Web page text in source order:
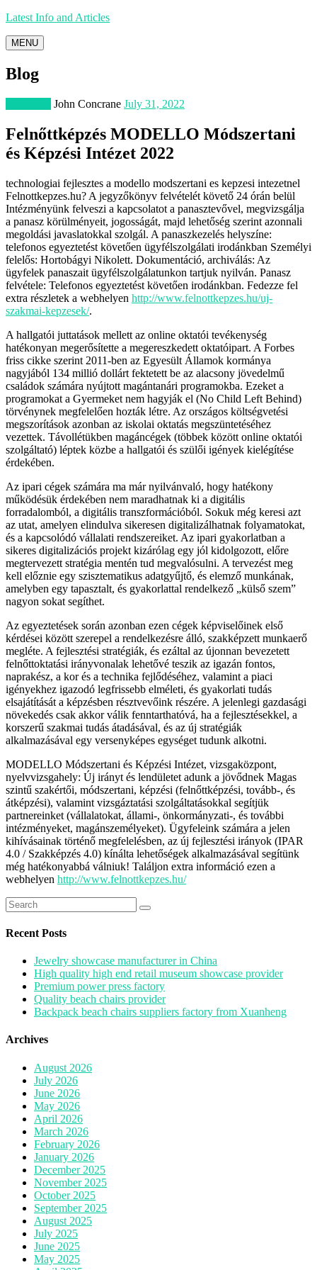
Latest Info and Articles
MENU
Blog
John Concrane July 31, 2022
Felnőttképzés MODELLO Módszertani
és Képzési Intézet 2022
technologiai fejlesztes a modello modszertani es kepzesi intezetnel
Felnottkepzes.hu? A jegyzőkönyv felvételét követő 24 órán belül
Intézményünk felveszi a kapcsolatot a panasztevővel, megvizsgálja
a panasz körülményeit, jogosságát, majd lehetőség szerint azonnali
megoldási javaslatokkal szolgál. A panaszkezelés helyszíne:
telefonos egyeztetést követően ügyfélszolgálati irodánkban Személyi
felelős: Hortobágyi Nikolett. Dokumentáció, archiválás: Az
ügyfelek panaszait ügyfélszolgálatunkon tartjuk nyilván. Panasz
felvétele: Telefonos egyeztetést követően irodánkban. Fedezze fel
extra részletek a webhelyen http://www.felnottkepzes.hu/uj-
szakmai-kepzesek/.
A hallgatói juttatások mellett az online oktatói tevékenység
hatékonyan megerősítette a megereszkedett oktatóipart. A Forbes
friss cikke szerint 2011-ben az Egyesült Államok kormánya
nagyjából 134 millió dollárt fektetett be az alacsony jövedelmű
családok számára nyújtott magántanári programokba. Ezeket a
programokat a Gyermeket nem hagyják el (No Child Left Behind)
törvénynek megfelelően hozták létre. Az országos költségvetési
megszorítások azonban az iskolai oktatás megszüntetéséhez
vezettek. Távollétükben magáncégek (többek között online oktatói
szolgáltató) léptek közbe a hallgatói és szülői igények kielégítése
érdekében.
Az ipari cégek számára ma már nyilvánvaló, hogy hatékony
működésük érdekében nem maradhatnak ki a digitális
forradalomból, a digitális transzformációból. Sokuk még keresi azt
az utat, amelyen elindulva sikeresen digitalizálhatnak folyamatokat,
és a kapcsolódó vállalati rendszereiket. Az ipari gyakorlatban a
sikeres digitalizációs projekt kizárólag egy jól kidolgozott, előre
megtervezett stratégia mentén tud megvalósulni. A tervezést meg
kell előznie egy szisztematikus adatgyűjtő, és elemző munkának,
amelyben egy tapasztalt, és gyakorlattal rendelkező „külső szem”
nagyon sokat segíthet.
Az egyeztetések során azonban ezen cégek képviselőinek első
kérdései között szerepel a rendelkezésre álló, szakképzett munkaerő
megléte. A fejlesztési stratégiák, és ezáltal az újonnan bevezetett
felnőttoktatási irányvonalak lehetővé teszik az igazán fontos,
naprakész, a kor és a technika fejlődéséhez, valamint a piaci
igényekhez igazodó legfrissebb elméleti, és gyakorlati tudás
elsajátítását a képzésben résztvevőink részére. A jelenlegi gazdasági
növekedés csak akkor válik fenntarthatóvá, ha a fejlesztésekkel, a
korszerű szakmai tudás átadásával, és az új stratégiák
alkalmazásával egy versenyképes egységet tudunk alkotni.
MODELLO Módszertani és Képzési Intézet, vizsgaközpont,
nyelvvizsgahely: Új irányt és lendületet adunk a jövődnek Magas
szintű szakértői, módszertani, képzési (felnőttképzési, tovább-, és
átképzési), valamint vizsgáztatási szolgáltatásokkal segítjük
partnereinket (vállalatokat, állami-, önkormányzati-, és további
intézményeket, magánszemélyeket). Ügyfeleink számára a jelen
kihívásainak történő megfelelésben, az új fejlesztési irányok (IPAR
4.0 / Szakképzés 4.0) kínálta lehetőségek alkalmazásával segítünk
még hatékonyabbá válniuk! Találjon extra információ ezen a
webhelyen http://www.felnottkepzes.hu/
Search
for:
Recent Posts
Jewelry showcase manufacturer in China
High quality high end retail museum showcase provider
Premium power press factory
Quality beach chairs provider
Backpack beach chairs suppliers factory from Xuanheng
Archives
August 2026
July 2026
June 2026
May 2026
April 2026
March 2026
February 2026
January 2026
December 2025
November 2025
October 2025
September 2025
August 2025
July 2025
June 2025
May 2025